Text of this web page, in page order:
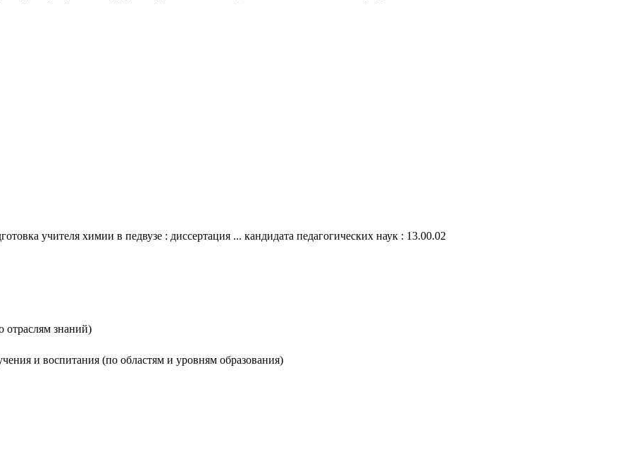
учителя химии в педвузе : диссертация ... кандидата педагогических наук : 13.00.02
отраслям знаний)
и воспитания (по областям и уровням образования)